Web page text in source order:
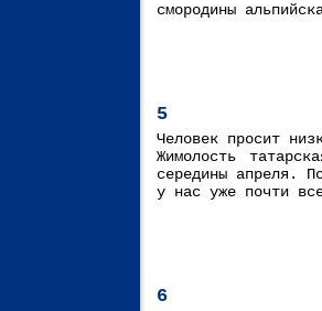
смородины
5
Человек просит
Жимолость
середины апреля.
у нас уже почти
6